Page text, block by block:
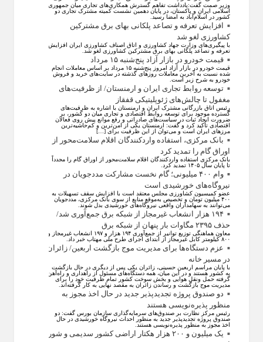
وزیر صمت گفت:یادداشت تفاهم گسترش همکاری‌های تجاری میان جمهوری
اسلامی ایران و پاکستان، در پایان دهمین نشست کمیته مشترک تجاری دو
کشور در اسلام‌آباد به امضا رسید.
افزایش تعرفه و تصاعد پلکانی بهای برق مشترکین
کشاورزی لغو شد
با پیگیری‌های وزارت جهاد کشاورزی و اتاق اصناف کشاورزی ایران افزایش
تعرفه و تصاعد پلکانی بهای برق مشترکین کشاورزی لغو شد.
قیمت خودرو در بازار آزاد پنج‌شنبه ۱۵ مرداد
قیمت خودرو در بازار آزاد امروز پنج‌شنبه ۱۵ مرداد بر اساس معاملات انجام
شده نسبت به آخرین معاملات روز‌های گذشته در سایت‌های خرید و فروش
خودرو به شرح زیر است.
توسعه روابط تجاری ایران و ارمنستان/ از ظرفیت‌های
مغفول تا چالش‌های ژئوپلیتیکی قفقاز
رئیس اتاق بازرگانی مشترک ایران و ارمنستان با اشاره به ظرفیت‌های
گسترده موجود برای توسعه روابط اقتصادی و تجاری میان دو کشور، بر
ضرورت ایجاد ثبات در سیاست‌های صادراتی و رفع موانع پیش روی فعالان
اقتصادی تأکید کرد و گفت: ارمنستان یکی از امن‌ترین و کم‌حاشیه‌ترین
مرز‌های ایران است و می‌توان از این ظرفیت برای […]
بانک مرکزی، استفاده واردکنندگان اقلام سلامت‌محور از
اوراق گام را تمدید کرد
بانک مرکزی استفاده واردکنندگان اقلام سلامت‌محور از اوراق گام را مجدداً
تا پایان سال ۱۴۰۵ تمدید کرد.
وام ۴۰۰ میلیونی؛ گام نخست مشارکت مددجویان در
نیروگاه‌های خورشیدی است
عضو کمیسیون کشاورزی مجلس معتقد است با افزایش سقف تسهیلات به
۴۰۰ میلیون تومان و تخصیص به‌موقع منابع از سوی بانک مرکزی، مددجویان
می‌توانند به سهامداران واقعی نیروگاه‌های خورشیدی بدل شوند.
۱۹۴ هزار انشعاب غیرمجاز از شبکه برق جمع‌آوری شد/
حذف ۲۳۹۵ مگاوات بار پنهان از شبکه برق
معاون هماهنگی توزیع توانیر از جمع‌آوری ۱۹۴ هزار و ۱۹۷ انشعاب غیرمجاز و
۸۰۰ کیلومتر کابل غیرمجاز از ابتدای اجرای طرح ملی مهتاب خبر داد.
عزم دستگاه‌ها برای مدیریت موج بازگشت اربعین/ زائران
در مسیر خانه
با پایان مراسم اربعین حسینی، زائران یکی پس از دیگری در حال بازگشت
به کشور هستند و در این میان، همه دستگاه‌های مسئول از راهداری و راه‌آهن
گرفته حمل ونقل هوایی و بخش سوخت کشور تمام ظرفیت خود را برای
مدیریت موج بازگشت و رساندن زائران به مقصد نهایی به کار گرفته‌اند.
دو صندوق پروژه تجدیدپذیر جدید در حال اخذ مجوز به
منظور پذیره‌نویسی هستند
رئیس مرکز نظارت بر صندوق‌های سرمایه‌گذاری سازمان بورس گفت: دو
صندوق پروژه تجدیدپذیر جدید به منظور احداث نیروگاه خورشیدی در حال
اخذ مجوز به منظور پذیره‌نویسی هستند.
یک میلیون و ۲۰۰ هزار هکتار اراضی کشور سدیمی و شور